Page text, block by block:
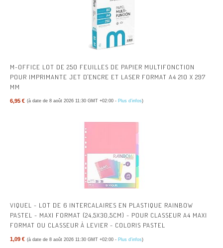
M-OFFICE LOT DE 250 FEUILLES DE PAPIER MULTIFONCTION
POUR IMPRIMANTE JET D'ENCRE ET LASER FORMAT A4 210 X 297
MM
6,95 € (à date de 8 août 2026 11:30 GMT +02:00 - Plus d’infos)
VIQUEL - LOT DE 6 INTERCALAIRES EN PLASTIQUE RAINBOW
PASTEL - MAXI FORMAT (24,5X30,5CM) - POUR CLASSEUR A4 MAXI
FORMAT OU CLASSEUR À LEVIER - COLORIS PASTEL
1,09 € (à date de 8 août 2026 11:30 GMT +02:00 - Plus d’infos)